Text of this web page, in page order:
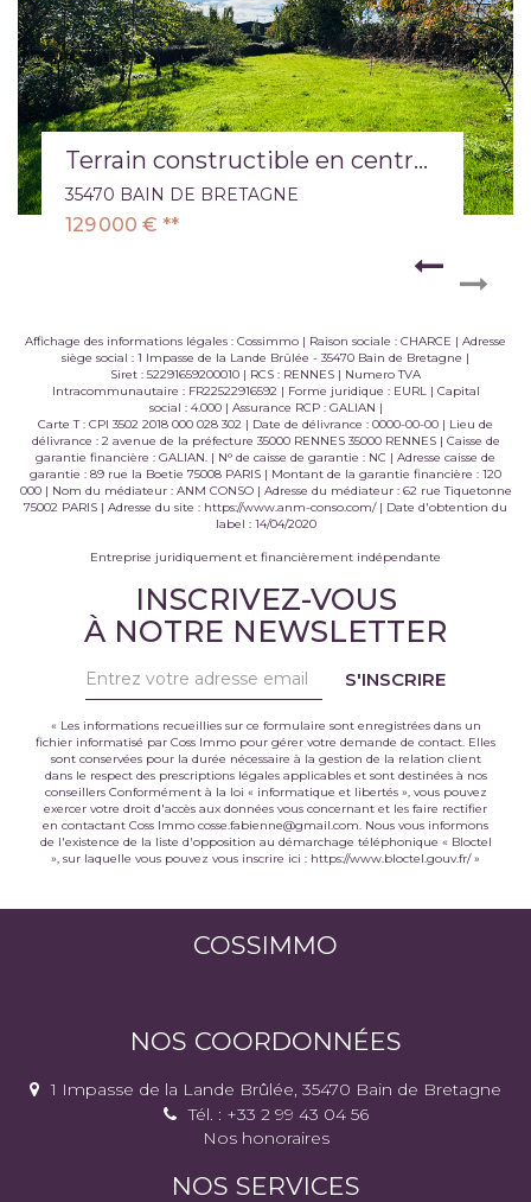
Terrain constructible en centre ville 995 m2 exposé sud
35470 BAIN DE BRETAGNE
129 000 € **
Affichage des informations légales : Cossimmo | Raison sociale : CHARCE | Adresse
siège social : 1 Impasse de la Lande Brûlée - 35470 Bain de Bretagne |
Siret : 52291659200010 | RCS : RENNES | Numero TVA
Intracommunautaire : FR22522916592 | Forme juridique : EURL | Capital
social : 4.000 | Assurance RCP : GALIAN |
Carte T : CPI 3502 2018 000 028 302 | Date de délivrance : 0000-00-00 | Lieu de
délivrance : 2 avenue de la préfecture 35000 RENNES 35000 RENNES | Caisse de
garantie financière : GALIAN. | N° de caisse de garantie : NC | Adresse caisse de
garantie : 89 rue la Boetie 75008 PARIS | Montant de la garantie financière : 120
000 | Nom du médiateur : ANM CONSO | Adresse du médiateur : 62 rue Tiquetonne
75002 PARIS | Adresse du site : https://www.anm-conso.com/| Date d'obtention du
label : 14/04/2020
Entreprise juridiquement et financièrement indépendante
INSCRIVEZ-VOUS
À NOTRE NEWSLETTER
S'INSCRIRE
« Les informations recueillies sur ce formulaire sont enregistrées dans un
fichier informatisé par Coss Immo pour gérer votre demande de contact. Elles
sont conservées pour la durée nécessaire à la gestion de la relation client
dans le respect des prescriptions légales applicables et sont destinées à nos
conseillers Conformément à la loi « informatique et libertés », vous pouvez
exercer votre droit d'accès aux données vous concernant et les faire rectifier
en contactant Coss Immo cosse.fabienne@gmail.com. Nous vous informons
de l'existence de la liste d'opposition au démarchage téléphonique « Bloctel
», sur laquelle vous pouvez vous inscrire ici : https://www.bloctel.gouv.fr/»
COSSIMMO
NOS COORDONNÉES
1 Impasse de la Lande Brûlée, 35470 Bain de Bretagne
Tél. : +33 2 99 43 04 56
Nos honoraires
NOS SERVICES